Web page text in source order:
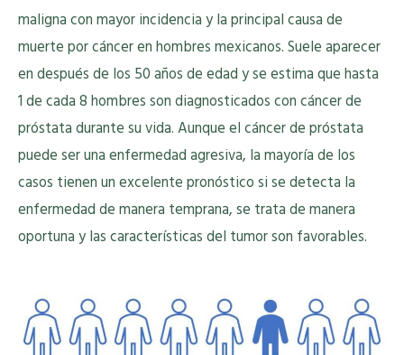
maligna con mayor incidencia y la principal causa de
muerte por cáncer en hombres mexicanos. Suele aparecer
en después de los 50 años de edad y se estima que hasta
1 de cada 8 hombres son diagnosticados con cáncer de
próstata durante su vida. Aunque el cáncer de próstata
puede ser una enfermedad agresiva, la mayoría de los
casos tienen un excelente pronóstico si se detecta la
enfermedad de manera temprana, se trata de manera
oportuna y las características del tumor son favorables.